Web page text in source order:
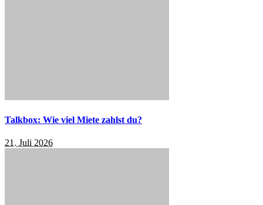
Talkbox: Wie viel Miete zahlst du?
21. Juli 2026